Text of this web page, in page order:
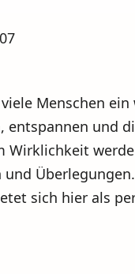
Menschen ein
entspannen und
Wirklichkeit
sich hier als